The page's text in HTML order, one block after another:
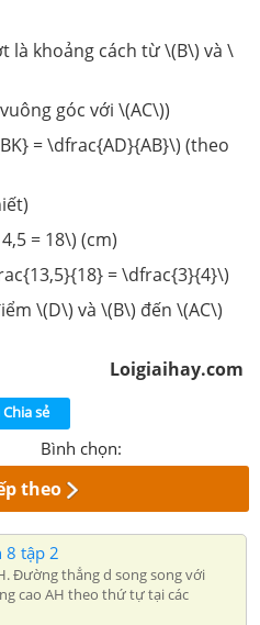
là khoảng cách từ \(B\) và \
góc với \(AC\))
= \dfrac{AD}{AB}\) (theo
= 18\) (cm)
= \dfrac{3}{4}\)
\(D\) và \(B\) đến \(AC\)
Loigiaihay.com
Chia sẻ
Bình chọn:
theo
8 tập 2
Đường thẳng d song song với
cao AH theo thứ tự tại các